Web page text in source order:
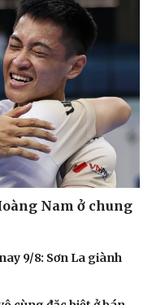
vươn ra thế giới
6G
Sở GD&ĐT Tuyên
Kiểm toán cao
Ngành Truyền
37 độ, nhiều nơi